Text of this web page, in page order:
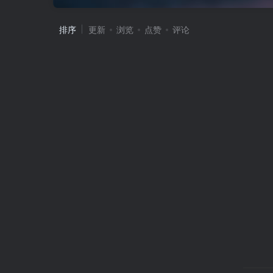
排序 更新 浏览 点赞 评论